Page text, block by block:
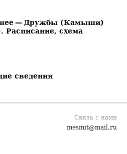
— Дружбы (Камыши)
Расписание, схема
сведения
Связь с нами
mesmit@mail.ru